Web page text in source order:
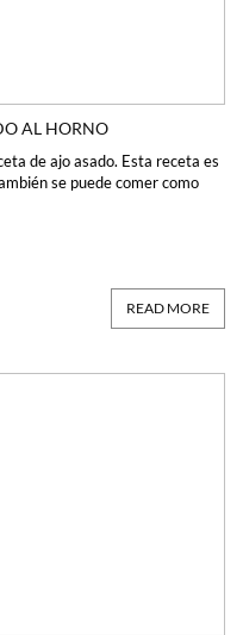
AL HORNO
de ajo asado. Esta receta es
se puede comer como
READ MORE